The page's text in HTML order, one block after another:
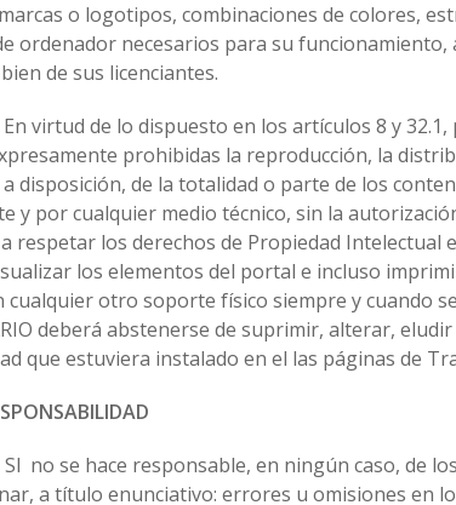
o logotipos, combinaciones de colores,
ordenador necesarios para su funcionamiento,
de sus licenciantes.
virtud de lo dispuesto en los artículos 8 y
prohibidas la reproducción, la
disposición, de la totalidad o parte de los
y por cualquier medio técnico, sin la
a respetar los derechos de Propiedad
los elementos del portal e incluso
otro soporte físico siempre y cuando
deberá abstenerse de suprimir, alterar,
que estuviera instalado en el las páginas de
Sl no se hace responsable, en ningún caso, de
a título enunciativo: errores u omisiones en